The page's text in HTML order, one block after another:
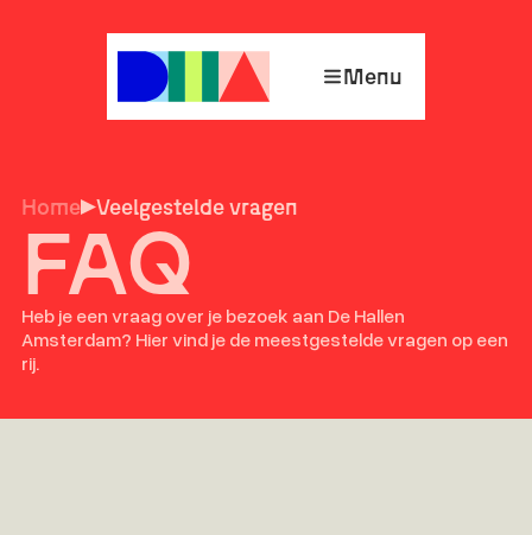
Menu
Home Veelgestelde vragen
FAQ
Heb je een vraag over je bezoek aan De Hallen
Amsterdam? Hier vind je de meestgestelde vragen op een
rij.